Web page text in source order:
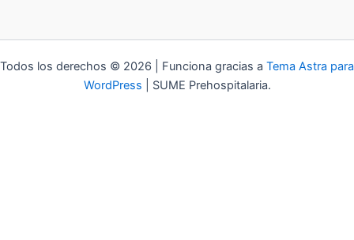
Todos los derechos © 2026 | Funciona gracias a Tema Astra para
WordPress | SUME Prehospitalaria.